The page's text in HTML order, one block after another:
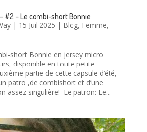
#2 – Le combi-short Bonnie
| 15 Juil 2025 | Blog, Femme,
short Bonnie en jersey micro
disponible en toute petite
partie de cette capsule d’été,
patro ,de combishort et d’une
assez singulière! Le patron: Le...